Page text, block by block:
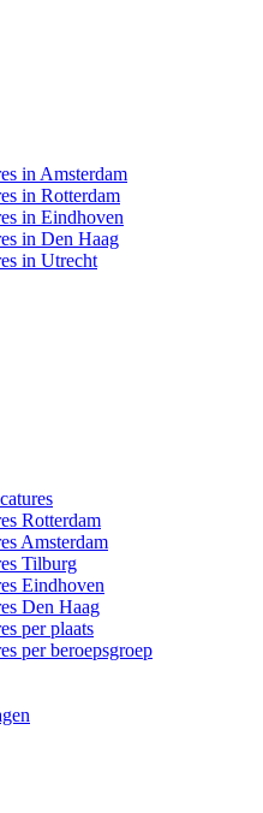
in Amsterdam
in Rotterdam
in Eindhoven
in Den Haag
in Utrecht
Rotterdam
Amsterdam
Tilburg
Eindhoven
Den Haag
per plaats
per beroepsgroep